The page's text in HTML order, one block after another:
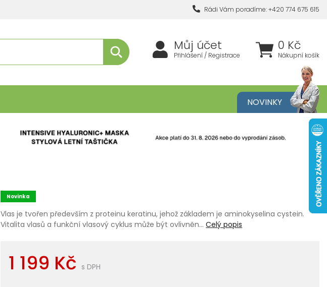
Rádi Vám poradíme: +420 774 675 615
0 Kč
Nákupní košík
Můj účet
Přihlášení / Registrace
NOVINKY
Novinka
Vlas je tvořen především z proteinu keratinu, jehož základem je aminokyselina cystein.
Vitalita vlasů a funkční vlasový cyklus může být ovlivněn…Celý popis
1 199 Kč s DPH